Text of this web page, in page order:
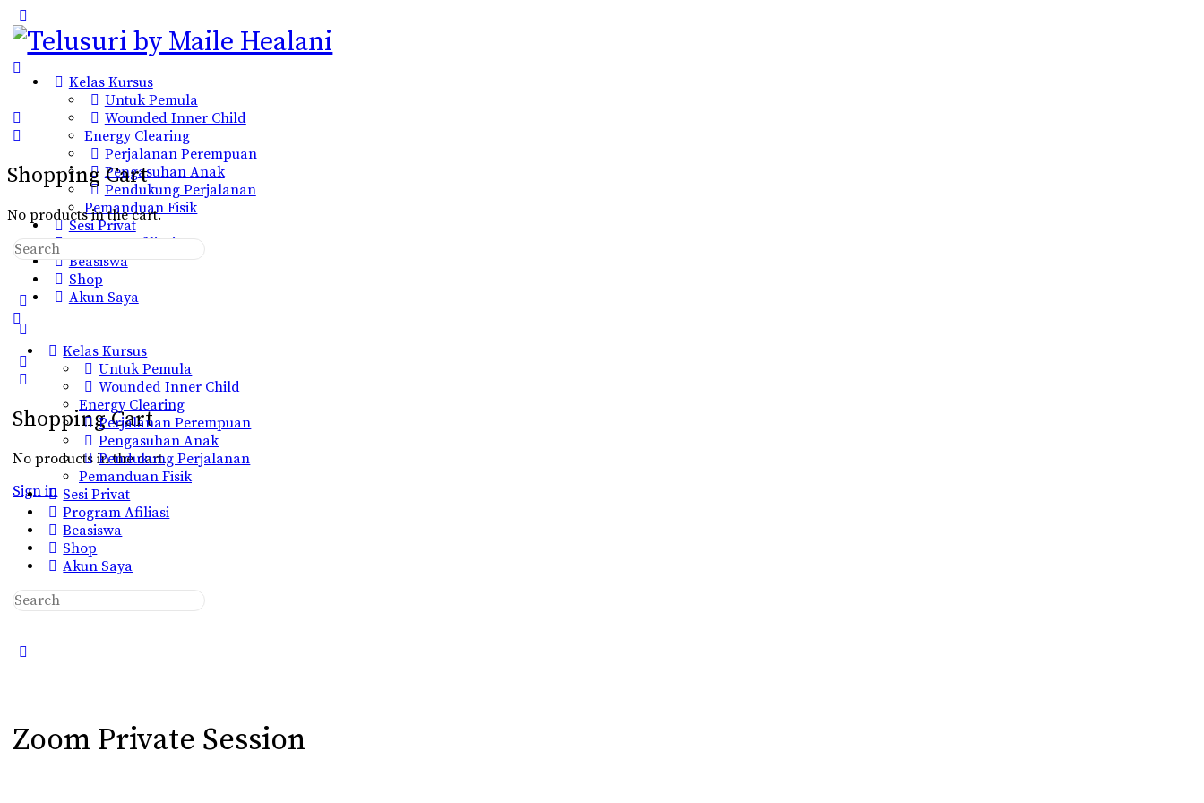
Side
Panel
Kelas Kursus
Untuk Pemula
Wounded Inner Child
Energy Clearing
Perjalanan Perempuan
Pengasuhan Anak
Pendukung Perjalanan
Pemanduan Fisik
Sesi Privat
Program Afiliasi
Beasiswa
Shop
Akun Saya
options
Shopping Cart
No products in the cart.
Sign in
Shopping Cart
No products in the cart.
Search
for:
Kelas Kursus
Untuk Pemula
Wounded Inner Child
Energy Clearing
Perjalanan Perempuan
Pengasuhan Anak
Pendukung Perjalanan
Pemanduan Fisik
Sesi Privat
Program Afiliasi
Beasiswa
Shop
Akun Saya
Search
for:
Zoom Private Session